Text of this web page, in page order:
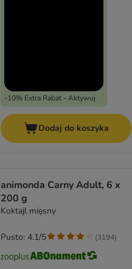
-10% Extra Rabat - Aktywuj
Dodaj do koszyka
animonda Carny Adult, 6 x
200 g
Koktajl mięsny
Pusto: 4.1/5 (3194)